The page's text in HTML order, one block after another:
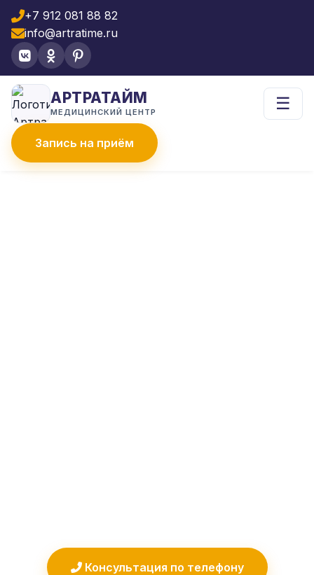
+7 912 081 88 82
info@artratime.ru
АРТРАТАЙМ
МЕДИЦИНСКИЙ ЦЕНТР
Запись на приём
☰
Консультация по телефону